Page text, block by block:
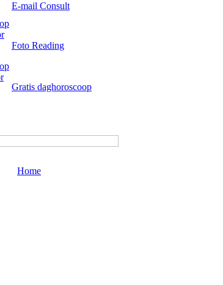
E-mail Consult
Foto Reading
Gratis daghoroscoop
Home